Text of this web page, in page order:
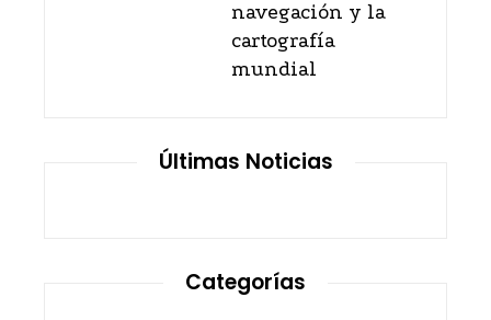
navegación y la
cartografía
mundial
Últimas Noticias
Categorías